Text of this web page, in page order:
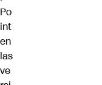
Po
int
en
las
ve